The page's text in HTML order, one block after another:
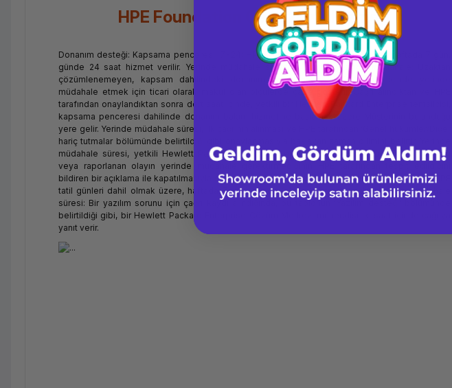
HPE Foundation Care 24x7 Hizmeti
Donanım desteği: Kapsama penceresi: 7x24: HPE tatil günleri dahil olmak üzere, haftada 7 gün,
günde 24 saat hizmet verilir. Yerinde müdahale süresi: 4 saatte yerinde müdahale: Uzaktan
çözümlenemeyen, kapsam dahilindeki donanım sorunlarında, HPE 4 saat içinde yerinde
müdahale etmek için ticari olarak makul olan ölçülerde çaba gösterir. Çağrı alındıktan ve HPE
tarafından onaylandıktan sonra dört saat içinde, yetkili bir Hewlett Packard Enterprise temsilcisi,
kapsama penceresi dahilinde donanım bakım hizmetine başlamak üzere Müşterinin bulunduğu
yere gelir. Yerinde müdahale süresi, ilk çağrının alınması ve HPE tarafından ‘Genel hükümler/Diğer
hariç tutmalar bölümünde belirtildiği gibi onaylanmasıyla başlayan zaman dilimini belirtir. Yerinde
müdahale süresi, yetkili Hewlett Packard Enterprise temsilcisinin Müşteri konumuna ulaşması
veya raporlanan olayın yerinde müdahale gerektirmediğinin HPE tarafından tespit edildiğini
bildiren bir açıklama ile kapatılmasıyla sona erer. Yazılım desteği: Kapsama penceresi: 7x24: HPE
tatil günleri dahil olmak üzere, haftada 7 gün, günde 24 saat hizmet verilir. Uzaktan müdahale
süresi: Bir yazılım sorunu için çağrı kaydı alındığında, bu tablonun ‘Yazılım desteği’ bölümünde
belirtildiği gibi, bir Hewlett Packard Enterprise Çözüm Merkezi mühendisi iki saat içinde çağrıya
yanıt verir.